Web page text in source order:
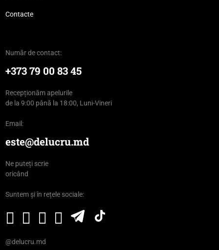
Contacte
Număr de contact:
+373 79 00 83 45
Recepționăm apelurile
de la 9:00 până la 18:00, Luni-Vineri
Email:
este@delucru.md
Ne puteți scrie
oricând
Suntem și în rețele sociale:
@delucru.md